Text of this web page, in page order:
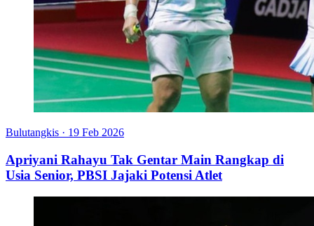
Bulutangkis · 19 Feb 2026
Apriyani Rahayu Tak Gentar Main Rangkap di
Usia Senior, PBSI Jajaki Potensi Atlet